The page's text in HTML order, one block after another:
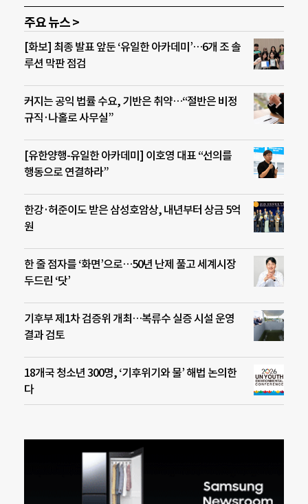
주요 뉴스 >
[화보] 최종 발표 앞둔 ‘유일한 아카데미’…6개 조 솔
루션 막판 점검
커지는 공익 법률 수요, 기반은 취약…“절반은 비정
규직·나홀로 사무실”
[유한양행-유일한 아카데미] 이호영 대표 “선의를
행동으로 연결하라”
한강·허준이도 받은 삼성호암상, 내년부터 상금 5억
원
한 줄 점자를 ‘화면’으로…50년 난제 풀고 세계시장
두드린 ‘닷’
기후부 제1차 검증위 개최…복류수 실증 시설 운영
결과 검토
18개국 청소년 300명, ‘기후위기와 물’ 해법 논의한
다